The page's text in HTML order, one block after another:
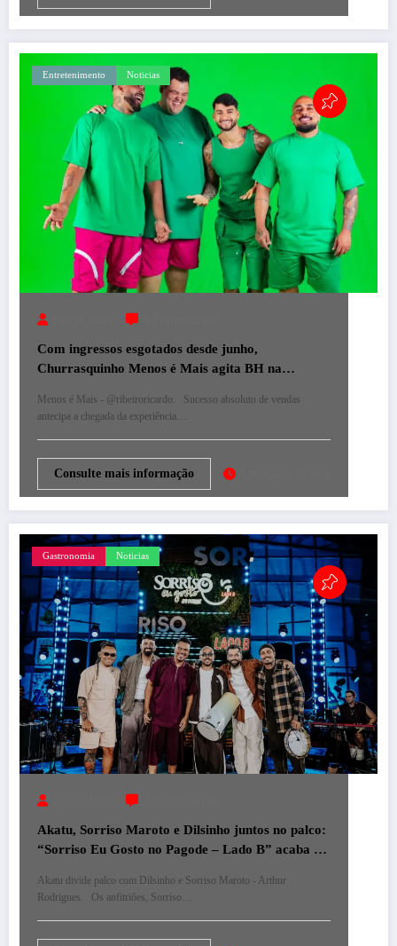
Entretenimento Noticias
Com ingressos esgotados desde junho,
Churrasquinho Menos é Mais agita BH na
Menos é Mais - @ribeiroricardo. Sucesso absoluto de vendas
antecipa a chegada da experiência…
Consulte mais informação
Gastronomia Noticias
Akatu, Sorriso Maroto e Dilsinho juntos no palco:
“Sorriso Eu Gosto no Pagode – Lado B” acaba de
Akatu divide palco com Dilsinho e Sorriso Maroto - Arthur
Rodrigues. Os anfitriões, Sorriso…